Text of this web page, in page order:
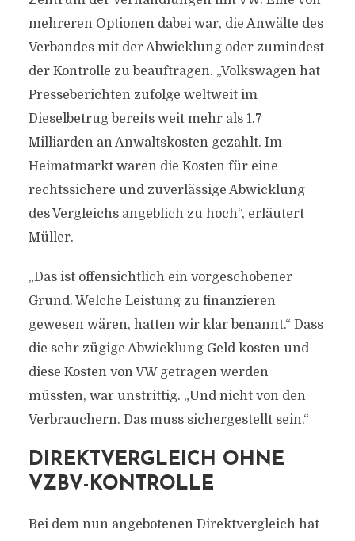
mehreren Optionen dabei war, die Anwälte des
Verbandes mit der Abwicklung oder zumindest
der Kontrolle zu beauftragen. „Volkswagen hat
Presseberichten zufolge weltweit im
Dieselbetrug bereits weit mehr als 1,7
Milliarden an Anwaltskosten gezahlt. Im
Heimatmarkt waren die Kosten für eine
rechtssichere und zuverlässige Abwicklung
des Vergleichs angeblich zu hoch“, erläutert
Müller.
„Das ist offensichtlich ein vorgeschobener
Grund. Welche Leistung zu finanzieren
gewesen wären, hatten wir klar benannt.“ Dass
die sehr zügige Abwicklung Geld kosten und
diese Kosten von VW getragen werden
müssten, war unstrittig. „Und nicht von den
Verbrauchern. Das muss sichergestellt sein.“
DIREKTVERGLEICH OHNE
VZBV-KONTROLLE
Bei dem nun angebotenen Direktvergleich hat